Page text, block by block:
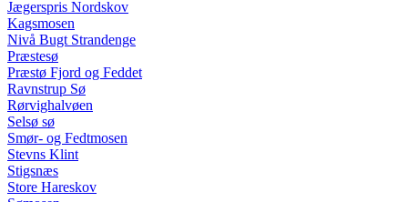
Jægerspris Nordskov
Kagsmosen
Nivå Bugt Strandenge
Præstesø
Præstø Fjord og Feddet
Ravnstrup Sø
Rørvighalvøen
Selsø sø
Smør- og Fedtmosen
Stevns Klint
Stigsnæs
Store Hareskov